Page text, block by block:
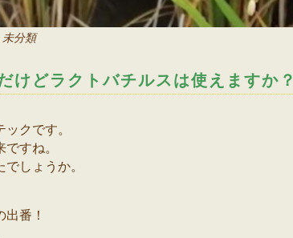
未分類
けどラクトバチルスは使えますか？
クです。
すね。
しょうか。
番！